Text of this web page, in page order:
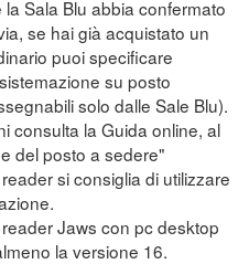
Sala Blu abbia confermato
se hai già acquistato un
puoi specificare
su posto
solo dalle Sale Blu).
consulta la Guida online, al
del posto a sedere"
si consiglia di utilizzare
Jaws con pc desktop
la versione 16.